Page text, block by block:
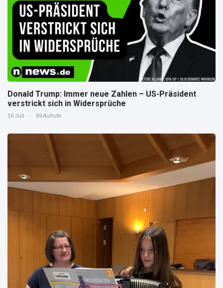
Donald Trump: Immer neue Zahlen – US-Präsident
verstrickt sich in Widersprüche
16 Juli 69 Aufrufe